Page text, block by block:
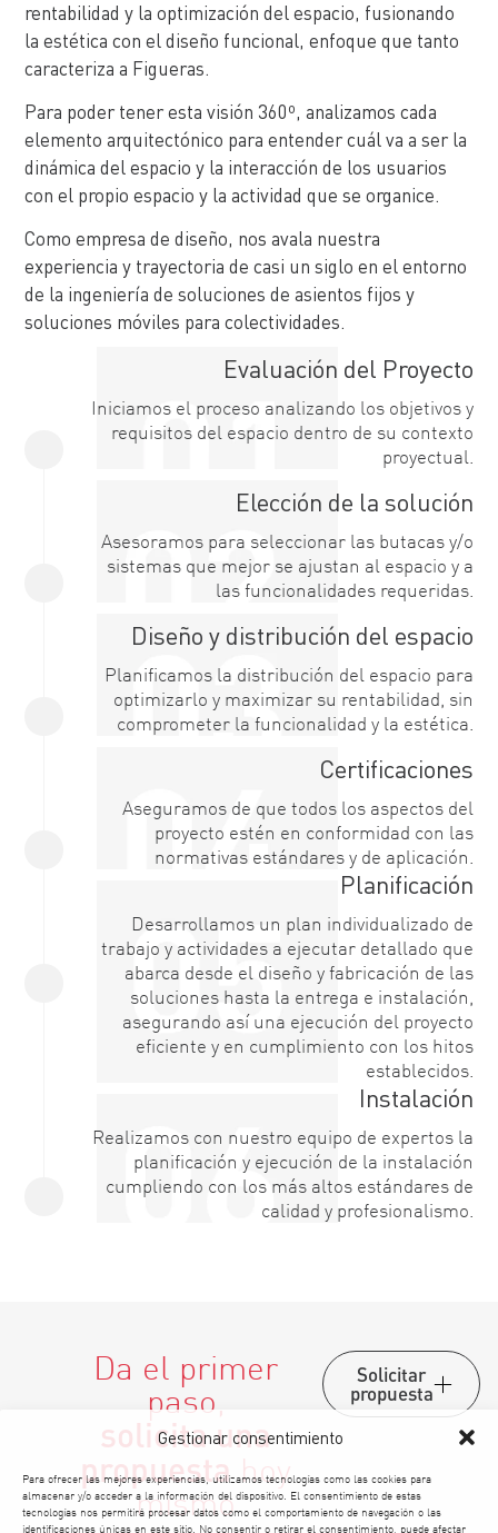
Gestionar consentimiento
Para ofrecer las mejores experiencias, utilizamos tecnologías como las cookies para
almacenar y/o acceder a la información del dispositivo. El consentimiento de estas
tecnologías nos permitirá procesar datos como el comportamiento de navegación o las
identificaciones únicas en este sitio. No consentir o retirar el consentimiento, puede afectar
rentabilidad y la optimización del espacio, fusionando
la estética con el diseño funcional, enfoque que tanto
caracteriza a Figueras.
Para poder tener esta visión 360º, analizamos cada
elemento arquitectónico para entender cuál va a ser la
dinámica del espacio y la interacción de los usuarios
con el propio espacio y la actividad que se organice.
Como empresa de diseño, nos avala nuestra
experiencia y trayectoria de casi un siglo en el entorno
de la ingeniería de soluciones de asientos fijos y
soluciones móviles para colectividades.
Evaluación del Proyecto
Iniciamos el proceso analizando los objetivos y
requisitos del espacio dentro de su contexto
proyectual.
Elección de la solución
Asesoramos para seleccionar las butacas y/o
sistemas que mejor se ajustan al espacio y a
las funcionalidades requeridas.
Diseño y distribución del espacio
Planificamos la distribución del espacio para
optimizarlo y maximizar su rentabilidad, sin
comprometer la funcionalidad y la estética.
Certificaciones
Aseguramos de que todos los aspectos del
proyecto estén en conformidad con las
normativas estándares y de aplicación.
Planificación
Desarrollamos un plan individualizado de
trabajo y actividades a ejecutar detallado que
abarca desde el diseño y fabricación de las
soluciones hasta la entrega e instalación,
asegurando así una ejecución del proyecto
eficiente y en cumplimiento con los hitos
establecidos.
Instalación
Realizamos con nuestro equipo de expertos la
planificación y ejecución de la instalación
cumpliendo con los más altos estándares de
calidad y profesionalismo.
Da el primer
paso,
solicita una
propuestahoy
mismo
Solicitar
propuesta